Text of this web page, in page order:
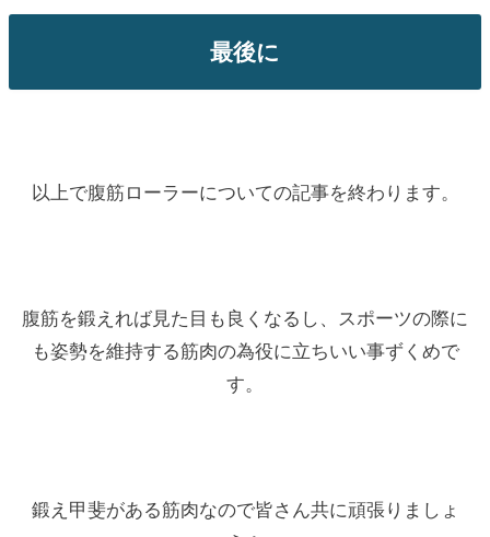
最後に
以上で腹筋ローラーについての記事を終わります。
腹筋を鍛えれば見た目も良くなるし、スポーツの際に
も姿勢を維持する筋肉の為役に立ちいい事ずくめで
す。
鍛え甲斐がある筋肉なので皆さん共に頑張りましょ